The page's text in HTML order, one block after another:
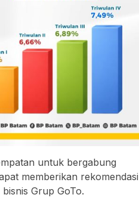
untuk bergabung
memberikan rekomendasi
Grup GoTo.